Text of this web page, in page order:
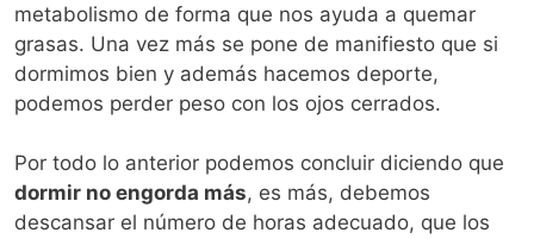
metabolismo de forma que nos ayuda a quemar
grasas. Una vez más se pone de manifiesto que si
dormimos bien y además hacemos deporte,
podemos perder peso con los ojos cerrados.
Por todo lo anterior podemos concluir diciendo que
dormir no engorda más, es más, debemos
descansar el número de horas adecuado, que los